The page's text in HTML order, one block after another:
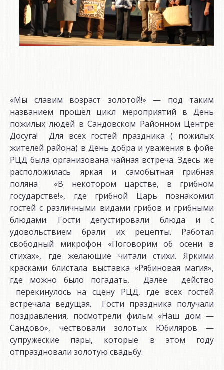
«Мы славим возраст золотой!» — под таким
названием прошёл цикл мероприятий в День
пожилых людей в Сандовском Районном Центре
Досуга! Для всех гостей праздника ( пожилых
жителей района) в День добра и уважения в фойе
РЦД была организована чайная встреча. Здесь же
расположилась яркая и самобытная грибная
поляна «В некотором царстве, в грибном
государстве!», где грибной Царь познакомил
гостей с различными видами грибов и грибными
блюдами. Гости дегустировали блюда и с
удовольствием брали их рецепты. Работал
свободный микрофон «Поговорим об осени в
стихах», где желающие читали стихи. Яркими
красками блистала выставка «Рябиновая магия»,
где можно было погадать. Далее действо
перекинулось на сцену РЦД, где всех гостей
встречала ведущая. Гости праздника получали
поздравления, посмотрели фильм «Наш дом —
Сандово», чествовали золотых Юбиляров —
супружеские пары, которые в этом году
отпраздновали золотую свадьбу.